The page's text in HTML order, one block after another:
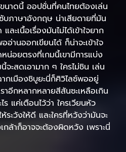
นาดนี้ ออปชั่นที่คนไทยต้องเล่น
ภาษาอังกฤษ น่าเสียดายที่มัน
ะเนื้อเรื่องมันไม่ได้เข้าใจยาก
านออกเขียนได้ ก็น่าจะเข้าใจ
น่อยตรงที่เกมนี้เขามีการแบ่ง
จะสดเอามาก ๆ ใครไม่ชิน เล่น
กเมืองชิบูยะนี่ก็ศิวิไลซ์พออยู่
าอีกหลากหลายสีสันซะเหลือเกิน
แค่เตือนไว้ว่า ใครเวียนหัว
ระวังให้ดี และใครที่หวังว่ามันจะ
ล้าก็อาจจะต้องผิดหวัง เพราะนี่